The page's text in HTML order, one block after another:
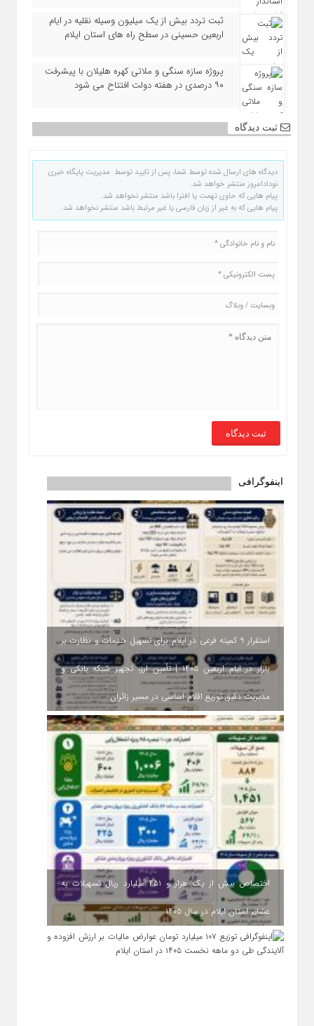
ثبت تردد بیش از یک میلیون وسیله نقلیه در ایام
اربعین حسینی در سطح راه‌ های استان ایلام
پروژه سازه سنگی و ملاتی کهره هلیلان با پیشرفت
۹۰ درصدی در هفته دولت افتتاح می شود
ثبت دیدگاه
دیدگاه های ارسال شده توسط شما، پس از تایید توسط مدیریت پایگاه خبری
نودادامروز منتشر خواهد شد.
پیام هایی که حاوی تهمت یا افترا باشد منتشر نخواهد شد.
پیام هایی که به غیر از زبان فارسی یا غیر مرتبط باشد منتشر نخواهد شد.
اینفوگرافی
استقرار ۹ کمیته فرعی در ایلام برای تسهیل خدمات و نظارت بر
بازار در ایام اربعین ۱۴۰۵ | تأمین ارز، تجهیز شبکه بانکی و
مدیریت دقیق توزیع اقلام اساسی در مسیر زائران
اختصاص بیش از یک هزار و ۴۵۱ میلیارد ریال تسهیلات به
عشایر استان ایلام در سال ۱۴۰۵